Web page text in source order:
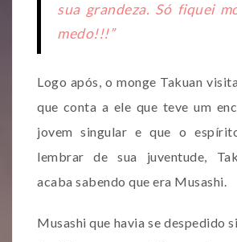
sua grandeza. Só fiquei
medo!!!”
Logo após, o monge Takuan
que conta a ele que teve um
jovem singular e que o
lembrar de sua juventude,
acaba sabendo que era Musashi.
Musashi que havia se despedido